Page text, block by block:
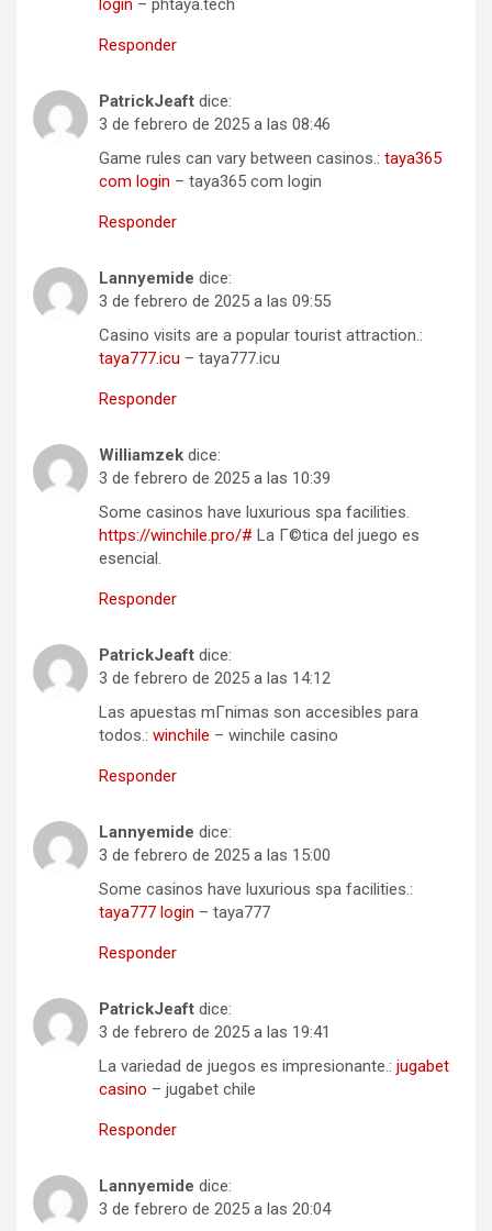
login – phtaya.tech
Responder
PatrickJeaft dice:
3 de febrero de 2025 a las 08:46
Game rules can vary between casinos.: taya365
com login – taya365 com login
Responder
Lannyemide dice:
3 de febrero de 2025 a las 09:55
Casino visits are a popular tourist attraction.:
taya777.icu – taya777.icu
Responder
Williamzek dice:
3 de febrero de 2025 a las 10:39
Some casinos have luxurious spa facilities.
https://winchile.pro/# La Г©tica del juego es
esencial.
Responder
PatrickJeaft dice:
3 de febrero de 2025 a las 14:12
Las apuestas mГ­nimas son accesibles para
todos.: winchile – winchile casino
Responder
Lannyemide dice:
3 de febrero de 2025 a las 15:00
Some casinos have luxurious spa facilities.:
taya777 login – taya777
Responder
PatrickJeaft dice:
3 de febrero de 2025 a las 19:41
La variedad de juegos es impresionante.: jugabet
casino – jugabet chile
Responder
Lannyemide dice:
3 de febrero de 2025 a las 20:04